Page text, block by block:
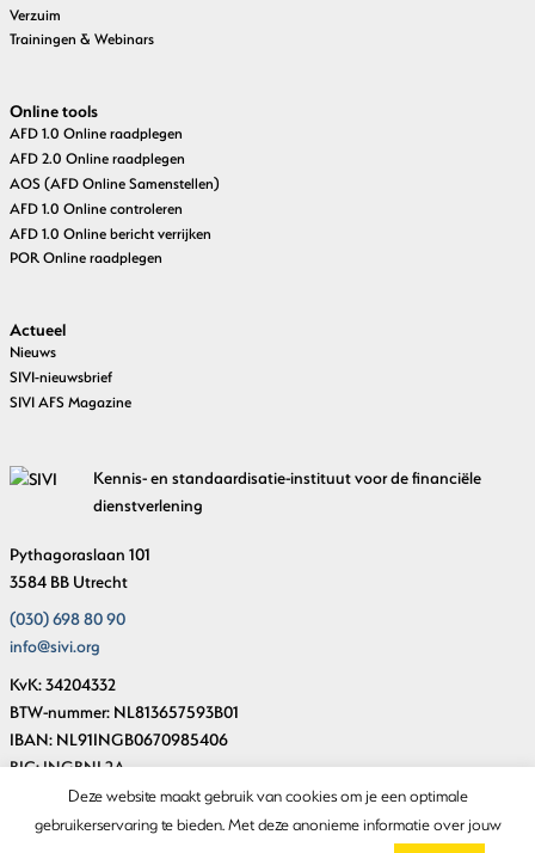
Verzuim
Trainingen & Webinars
Online tools
AFD 1.0 Online raadplegen
AFD 2.0 Online raadplegen
AOS (AFD Online Samenstellen)
AFD 1.0 Online controleren
AFD 1.0 Online bericht verrijken
POR Online raadplegen
Actueel
Nieuws
SIVI-nieuwsbrief
SIVI AFS Magazine
Kennis- en standaardisatie-instituut voor de financiële
dienstverlening
Pythagoraslaan 101
3584 BB Utrecht
(030) 698 80 90
info@sivi.org
KvK: 34204332
BTW-nummer: NL813657593B01
IBAN: NL91INGB0670985406
BIC: INGBNL2A
Deze website maakt gebruik van cookies om je een optimale
gebruikerservaring te bieden. Met deze anonieme informatie over jouw